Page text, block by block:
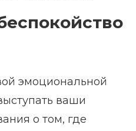
эмоциональной
ваши
о том, где